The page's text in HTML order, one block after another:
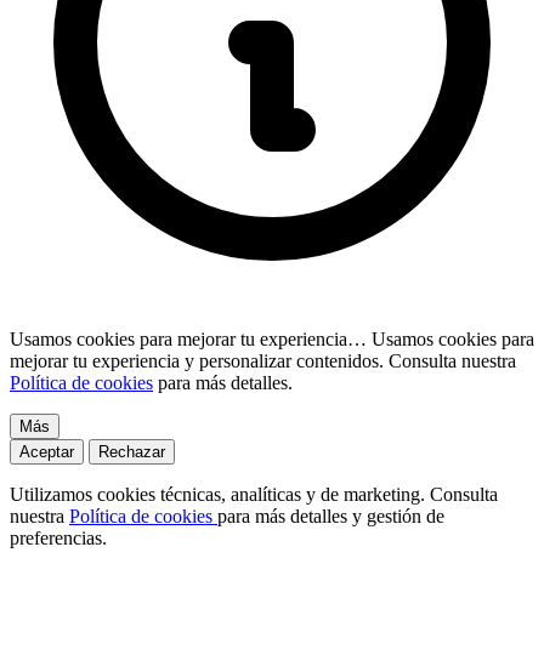
Usamos cookies para mejorar tu experiencia… Usamos cookies para
mejorar tu experiencia y personalizar contenidos. Consulta nuestra
Política de cookies para más detalles.
Más
Aceptar
Rechazar
Utilizamos cookies técnicas, analíticas y de marketing. Consulta
nuestra Política de cookies para más detalles y gestión de
preferencias.